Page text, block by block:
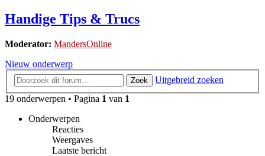
Handige Tips & Trucs
Moderator: MandersOnline
Nieuw onderwerp
Zoek
Uitgebreid zoeken
19 onderwerpen • Pagina 1 van 1
Onderwerpen
Reacties
Weergaves
Laatste bericht